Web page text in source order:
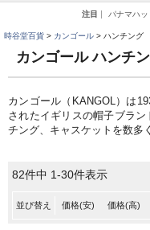
注目 パナマハッ
時谷堂百貨 カンゴール ハンチング
カンゴール ハンチ
カンゴール（KANGOL）は
されたイギリスの帽子ブラ
チング、キャスケットを数多
並び替え 価格(安) 価格(高)
82件中 1-30件表示